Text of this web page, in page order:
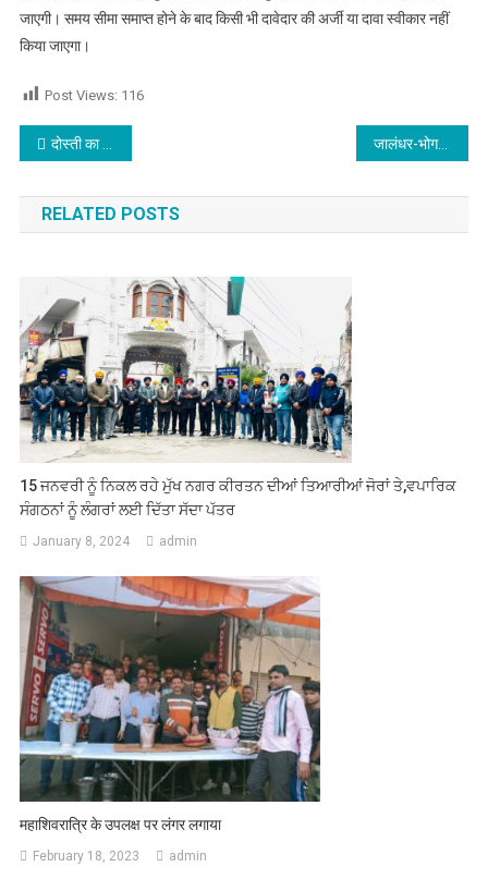
जाएगी। समय सीमा समाप्त होने के बाद किसी भी दावेदार की अर्जी या दावा स्वीकार नहीं
किया जाएगा।
Post Views: 116
Post navigation
दोस्ती का खून! कूड़े में मिला युवक का शव, दोस्त पर हत्या का आरोप जालंधर-भोगपुर हाईवे पर भीषण सड़क हादसा, डेढ़ वर्षीय मासूम समेत एक ही परिवार के 4 लोगों की मौत, 5 घायल
RELATED POSTS
15 ਜਨਵਰੀ ਨੂੰ ਨਿਕਲ ਰਹੇ ਮੁੱਖ ਨਗਰ ਕੀਰਤਨ ਦੀਆਂ ਤਿਆਰੀਆਂ ਜੋਰਾਂ ਤੇ,ਵਪਾਰਿਕ
ਸੰਗਠਨਾਂ ਨੂੰ ਲੰਗਰਾਂ ਲਈ ਦਿੱਤਾ ਸੱਦਾ ਪੱਤਰ
January 8, 2024 admin
महाशिवरात्रि के उपलक्ष पर लंगर लगाया
February 18, 2023 admin